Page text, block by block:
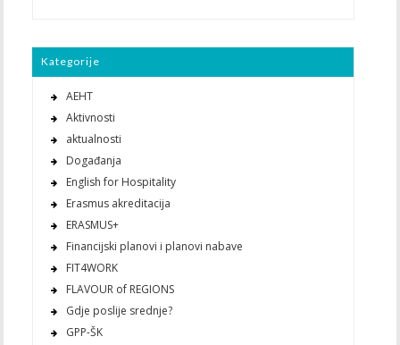
Kategorije
AEHT
Aktivnosti
aktualnosti
Događanja
English for Hospitality
Erasmus akreditacija
ERASMUS+
Financijski planovi i planovi nabave
FIT4WORK
FLAVOUR of REGIONS
Gdje poslije srednje?
GPP-ŠK